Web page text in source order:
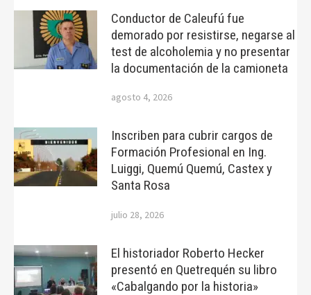
Conductor de Caleufú fue
demorado por resistirse, negarse al
test de alcoholemia y no presentar
la documentación de la camioneta
agosto 4, 2026
Inscriben para cubrir cargos de
Formación Profesional en Ing.
Luiggi, Quemú Quemú, Castex y
Santa Rosa
julio 28, 2026
El historiador Roberto Hecker
presentó en Quetrequén su libro
«Cabalgando por la historia»